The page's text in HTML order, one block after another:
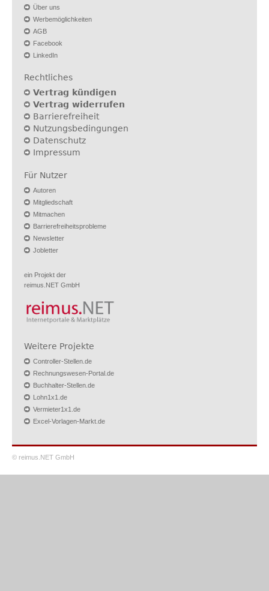
Über uns
Werbemöglichkeiten
AGB
Facebook
LinkedIn
Rechtliches
Vertrag kündigen
Vertrag widerrufen
Barrierefreiheit
Nutzungsbedingungen
Datenschutz
Impressum
Für Nutzer
Autoren
Mitgliedschaft
Mitmachen
Barrierefreiheitsprobleme
Newsletter
Jobletter
ein Projekt der
reimus.NET GmbH
Weitere Projekte
Controller-Stellen.de
Rechnungswesen-Portal.de
Buchhalter-Stellen.de
Lohn1x1.de
Vermieter1x1.de
Excel-Vorlagen-Markt.de
© reimus.NET GmbH